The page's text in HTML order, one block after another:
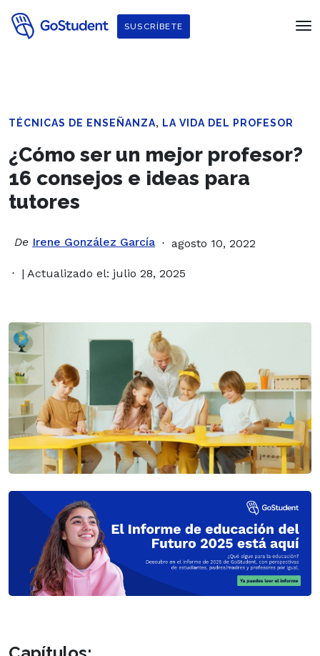
SUSCRÍBETE
TÉCNICAS DE ENSEÑANZA, LA VIDA DEL PROFESOR
¿Cómo ser un mejor profesor?
16 consejos e ideas para
tutores
De Irene González García agosto 10, 2022
| Actualizado el: julio 28, 2025